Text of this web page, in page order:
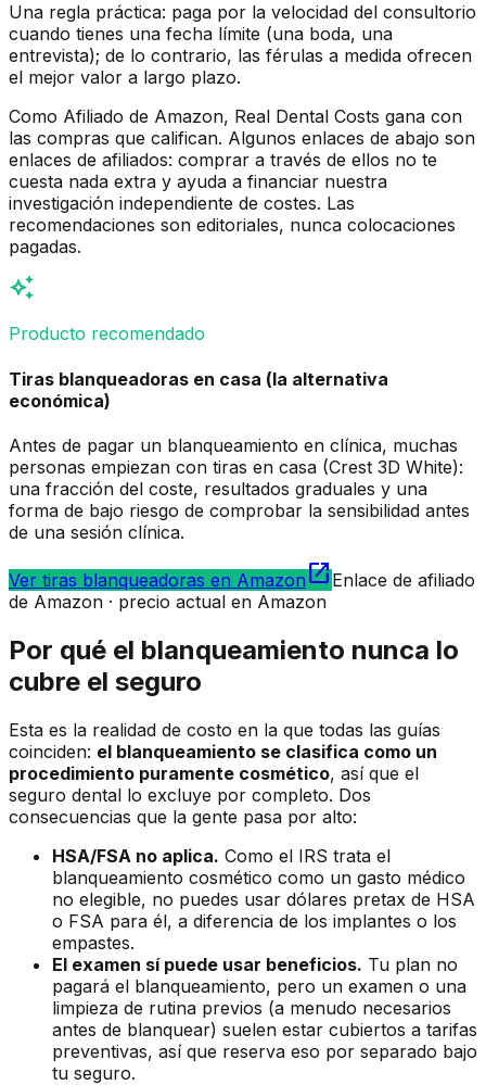
Una regla práctica: paga por la velocidad del consultorio
cuando tienes una fecha límite (una boda, una
entrevista); de lo contrario, las férulas a medida ofrecen
el mejor valor a largo plazo.
Como Afiliado de Amazon, Real Dental Costs gana con
las compras que califican. Algunos enlaces de abajo son
enlaces de afiliados: comprar a través de ellos no te
cuesta nada extra y ayuda a financiar nuestra
investigación independiente de costes. Las
recomendaciones son editoriales, nunca colocaciones
pagadas.
auto_awesome
Producto recomendado
Tiras blanqueadoras en casa (la alternativa
económica)
Antes de pagar un blanqueamiento en clínica, muchas
personas empiezan con tiras en casa (Crest 3D White):
una fracción del coste, resultados graduales y una
forma de bajo riesgo de comprobar la sensibilidad antes
de una sesión clínica.
Ver tiras blanqueadoras en Amazonopen_in_newEnlace de afiliado
de Amazon · precio actual en Amazon
Por qué el blanqueamiento nunca lo
cubre el seguro
Esta es la realidad de costo en la que todas las guías
coinciden: el blanqueamiento se clasifica como un
procedimiento puramente cosmético, así que el
seguro dental lo excluye por completo. Dos
consecuencias que la gente pasa por alto:
HSA/FSA no aplica. Como el IRS trata el
blanqueamiento cosmético como un gasto médico
no elegible, no puedes usar dólares pretax de HSA
o FSA para él, a diferencia de los implantes o los
empastes.
El examen sí puede usar beneficios. Tu plan no
pagará el blanqueamiento, pero un examen o una
limpieza de rutina previos (a menudo necesarios
antes de blanquear) suelen estar cubiertos a tarifas
preventivas, así que reserva eso por separado bajo
tu seguro.